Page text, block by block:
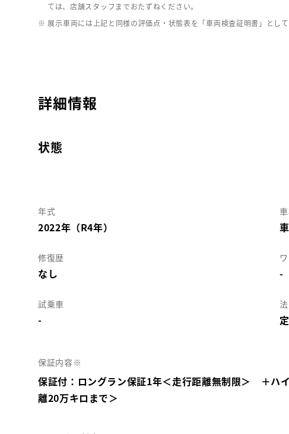
ては、店舗スタッフまでおたずねください。
※ 展示車両には上記と同様の評価点・状態表を「車両検査証明書」として
詳細情報
状態
年式
2022年（R4年）
修復歴
なし -
試乗車
-
保証内容※
保証付：ロングラン保証1年＜走行距離無制限＞ ＋ハ
離20万キロまで＞